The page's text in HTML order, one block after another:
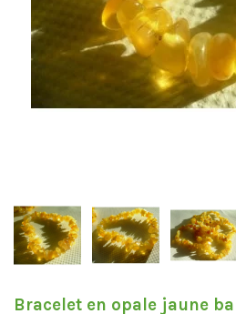
Bracelet en opale jaune